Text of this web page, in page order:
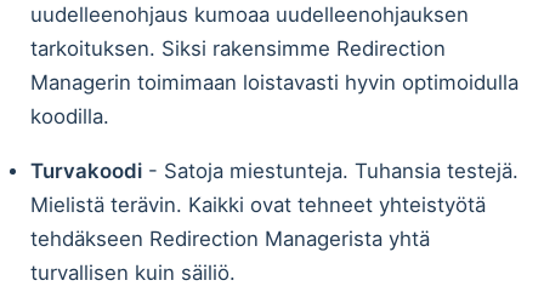
uudelleenohjaus kumoaa uudelleenohjauksen
tarkoituksen. Siksi rakensimme Redirection
Managerin toimimaan loistavasti hyvin optimoidulla
koodilla.
Turvakoodi- Satoja miestunteja. Tuhansia testejä.
Mielistä terävin. Kaikki ovat tehneet yhteistyötä
tehdäkseen Redirection Managerista yhtä
turvallisen kuin säiliö.